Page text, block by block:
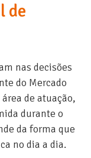
de
nas decisões
do Mercado
de atuação,
durante o
da forma que
no dia a dia.